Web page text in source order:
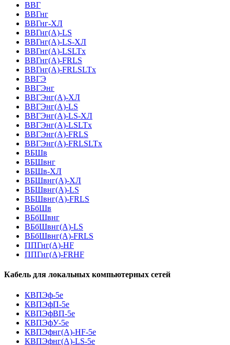
ВВГ
ВВГнг
ВВГнг-ХЛ
ВВГнг(А)-LS
ВВГнг(А)-LS-ХЛ
ВВГнг(А)-LSLTx
ВВГнг(А)-FRLS
ВВГнг(А)-FRLSLTx
ВВГЭ
ВВГЭнг
ВВГЭнг(A)-ХЛ
ВВГЭнг(А)-LS
ВВГЭнг(А)-LS-ХЛ
ВВГЭнг(А)-LSLTx
ВВГЭнг(А)-FRLS
ВВГЭнг(А)-FRLSLTx
ВБШв
ВБШвнг
ВБШв-ХЛ
ВБШвнг(A)-ХЛ
ВБШвнг(A)-LS
ВБШвнг(A)-FRLS
ВБбШв
ВБбШвнг
ВБбШвнг(A)-LS
ВБбШвнг(A)-FRLS
ППГнг(А)-HF
ППГнг(А)-FRHF
Кабель для локальных компьютерных сетей
КВПЭф-5е
КВПЭфП-5е
КВПЭфВП-5е
КВПЭфУ-5е
КВПЭфнг(А)-HF-5е
КВПЭфнг(А)-LS-5е